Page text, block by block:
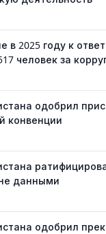
в 2025 году к
человек за
одобрил
конвенции
данными
одобрил